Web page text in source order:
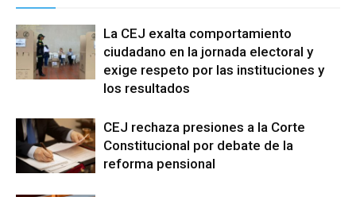
La CEJ exalta comportamiento
ciudadano en la jornada electoral y
exige respeto por las instituciones y
los resultados
CEJ rechaza presiones a la Corte
Constitucional por debate de la
reforma pensional